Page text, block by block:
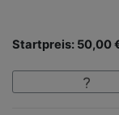
Startpreis: 50,00